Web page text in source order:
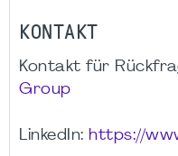
KONTAKT
Kontakt für
Group
LinkedIn: https://